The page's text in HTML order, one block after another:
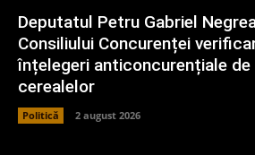
Deputatul Petru Gabriel
Consiliului Concurenței
înțelegeri anticoncurențiale de
cerealelor
Politică 2 august 2026